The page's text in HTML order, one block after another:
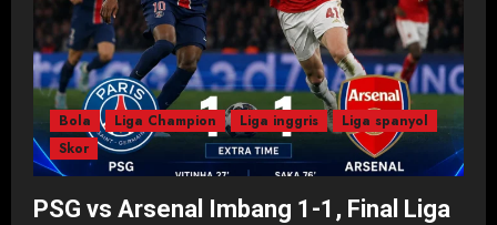
Bola Liga Champion Liga inggris
Liga spanyol
Skor
PSG vs Arsenal Imbang 1-1, Final Liga